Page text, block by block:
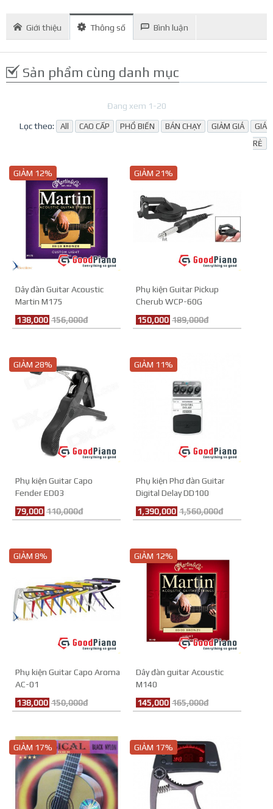
Giới thiệu Thông số Bình luận
Sản phẩm cùng danh mục
Đang xem 1-20
Lọc theo: All CAO CẤP PHỔ BIẾN BÁN CHẠY GIẢM GIÁ
GIÁ
RẺ
GIẢM 12%
Dây đàn Guitar Acoustic
Martin M175
138,000 156,000đ
GIẢM 21%
Phụ kiện Guitar Pickup
Cherub WCP-60G
150,000 189,000đ
GIẢM 28%
Phụ kiện Guitar Capo
Fender ED03
79,000 110,000đ
GIẢM 11%
Phụ kiện Phơ đàn Guitar
Digital Delay DD100
1,390,000 1,560,000đ
GIẢM 8%
Phụ kiện Guitar Capo Aroma
AC-01
138,000 150,000đ
GIẢM 12%
Dây đàn guitar Acoustic
M140
145,000 165,000đ
GIẢM 17% GIẢM 17%